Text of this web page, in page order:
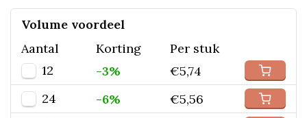
Volume voordeel
Aantal
Korting
Per stuk
12
-3%
€5,74
24
-6%
€5,56